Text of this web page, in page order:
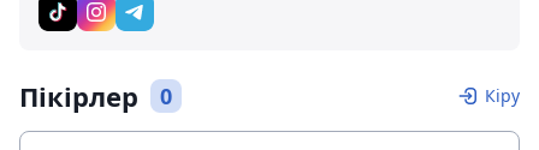
Пікірлер 0 Кіру